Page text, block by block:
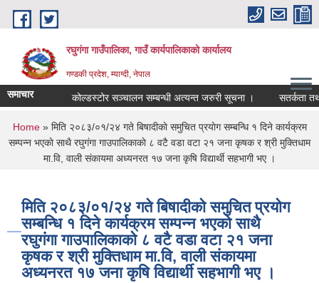
Skip to main content
रघुगंगा गाउँपालिका, गाउँ कार्यपालिकाको कार्यालय
गण्डकी प्रदेश, म्याग्दी, नेपाल
समाचार कोल्डस्टोर सञ्चालन सम्बन्धी अत्यन्त जरुरी सूचना । सतर्कता तथा
You are here
Home» मिति २०८३/०१/२४ गते बिषादीकाे समुचित प्रयाेग सम्बन्धि १ दिने कार्यक्रम
सम्पन्न भएकाे साथै रघुगंगा गाउपालिकाकाे ८ वटै वडा वटा २१ जना कृषक र श्री मुक्तिधाम
मा.वि, वाली संकायमा अध्यनरत १७ जना कृषि विद्यार्थी सहभागी भए ।
मिति २०८३/०१/२४ गते बिषादीकाे समुचित प्रयाेग
सम्बन्धि १ दिने कार्यक्रम सम्पन्न भएकाे साथै
रघुगंगा गाउपालिकाकाे ८ वटै वडा वटा २१ जना
कृषक र श्री मुक्तिधाम मा.वि, वाली संकायमा
अध्यनरत १७ जना कृषि विद्यार्थी सहभागी भए ।